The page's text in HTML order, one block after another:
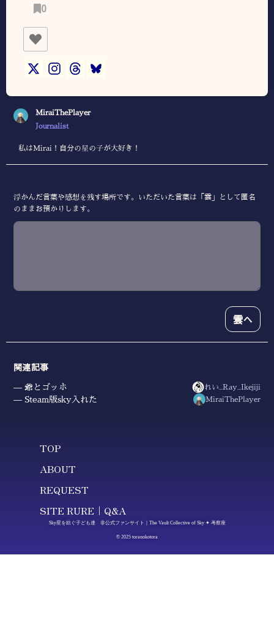
0
MiraiThePlayer
Journalist
私はMirai！自分の星の子が大好き！
浮かんだ言葉や感想を残す場所です。いただいた言葉は「雲」として匿名
のままお預かりします。
雲へ
関連記事
爺とゴッホ れい_Ray_Ikejiji
Steam版sky入れた MiraiThePlayer
TOP
ABOUT
REQUEST
SITE RURE｜Q&A
Sky星を紡ぐ子ども達 非公式ファンサイト｜The Vault Collective of Sky ✦ 考察座
© 2025 toranokotora